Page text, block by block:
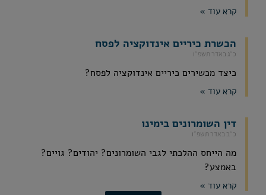
קרא עוד »
הכשרת כיריים אינדוקציה לפסח
כ״ג באדר תשפ״ו
כיצד מכשירים כיריים אינדוקציה לפסח?
קרא עוד »
דין השומרונים בימינו
כ״ב באדר תשפ״ו
מה הייחס ההלכתי לגבי השומרונים? יהודים? גויים?
באמצע?
קרא עוד »